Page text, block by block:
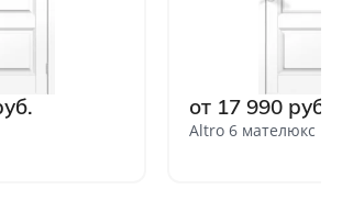
от 17 990 руб.
Altro 6 мателюкс